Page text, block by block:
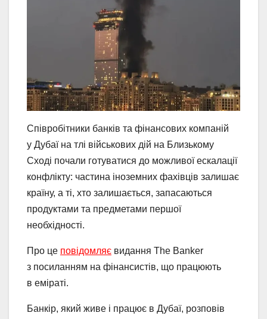
Співробітники банків та фінансових компаній
у Дубаї на тлі військових дій на Близькому
Сході почали готуватися до можливої ескалації
конфлікту: частина іноземних фахівців залишає
країну, а ті, хто залишається, запасаються
продуктами та предметами першої
необхідності.
Про це повідомляє видання The Banker
з посиланням на фінансистів, що працюють
в еміраті.
Банкір, який живе і працює в Дубаї, розповів